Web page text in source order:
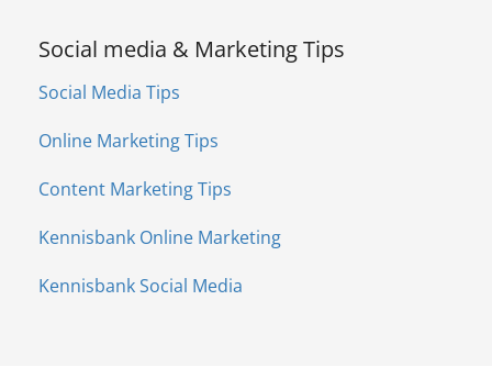
Social media & Marketing Tips
Social Media Tips
Online Marketing Tips
Content Marketing Tips
Kennisbank Online Marketing
Kennisbank Social Media